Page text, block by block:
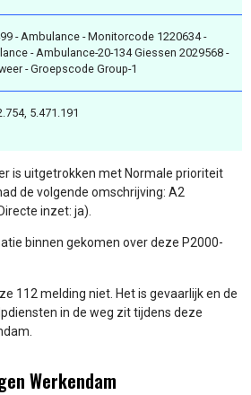
- Ambulance - Monitorcode 1220634 -
- Ambulance-20-134 Giessen 2029568 -
- Groepscode Group-1
5.471.191
is uitgetrokken met Normale prioriteit
de volgende omschrijving: A2
inzet: ja).
binnen gekomen over deze P2000-
112 melding niet. Het is gevaarlijk en de
in de weg zit tijdens deze
Werkendam